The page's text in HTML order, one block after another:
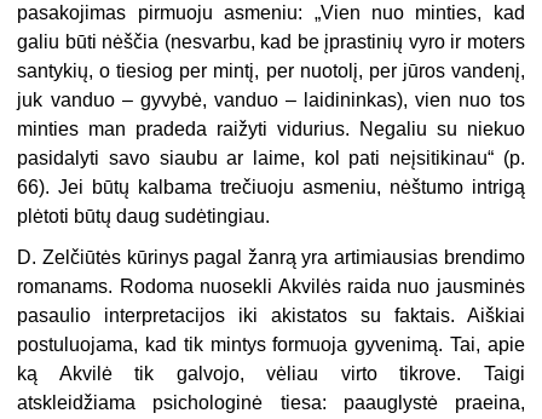
pasakojimas pirmuoju asmeniu: „Vien nuo minties, kad
galiu būti nėščia (nesvarbu, kad be įprastinių vyro ir moters
santykių, o tiesiog per mintį, per nuotolį, per jūros vandenį,
juk vanduo – gyvybė, vanduo – laidininkas), vien nuo tos
minties man pradeda raižyti vidurius. Negaliu su niekuo
pasidalyti savo siaubu ar laime, kol pati neįsitikinau“ (p.
66). Jei būtų kalbama trečiuoju asmeniu, nėštumo intrigą
plėtoti būtų daug sudėtingiau.
D. Zelčiūtės kūrinys pagal žanrą yra artimiausias brendimo
romanams. Rodoma nuosekli Akvilės raida nuo jausminės
pasaulio interpretacijos iki akistatos su faktais. Aiškiai
postuluojama, kad tik mintys formuoja gyvenimą. Tai, apie
ką Akvilė tik galvojo, vėliau virto tikrove. Taigi
atskleidžiama psichologinė tiesa: paauglystė praeina,